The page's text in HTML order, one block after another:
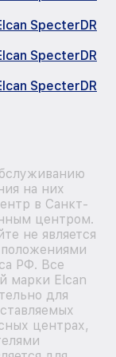
SpecterDR
SpecterDR
SpecterDR
на них
в Санкт-
центром.
не является
РФ. Все
марки Elcan
для
центрах,